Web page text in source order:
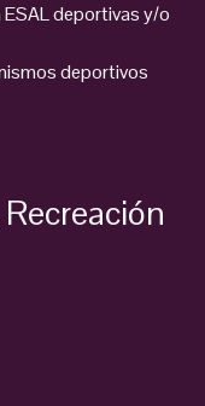
deportivas y/o
deportivos